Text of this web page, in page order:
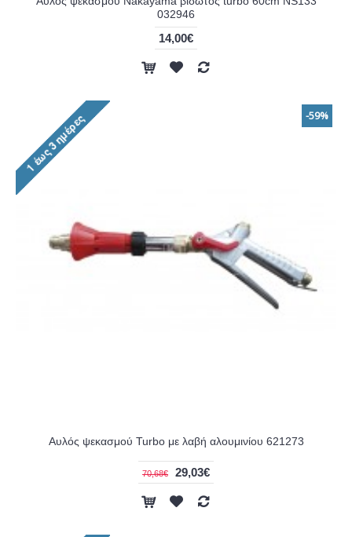
032946
14,00€
-59%
Αυλός ψεκασμού Turbo με λαβή αλουμινίου 621273
70,68€ 29,03€